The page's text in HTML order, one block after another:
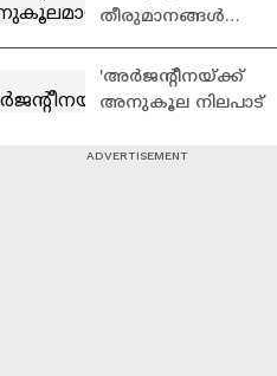
തീരുമാനങ്ങൾ
റഫറിക്കെതിരെ
വിമർശനവുമായി
'അർജന്റീനയ്ക്ക്
അനുകൂല നിലപാട്
രെ ഫിഫയ്ക്ക് പരാതി